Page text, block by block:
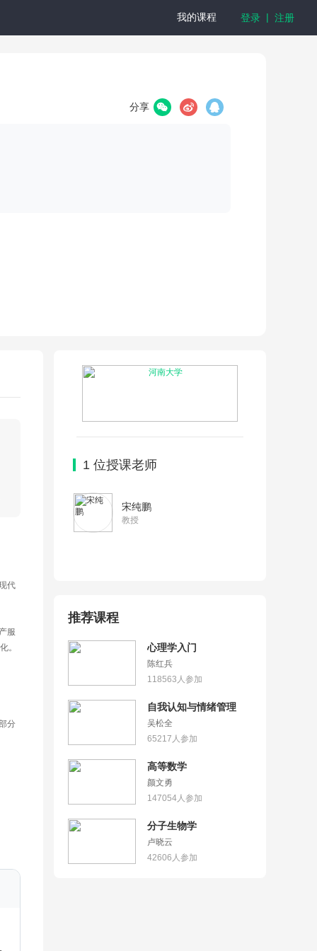
我的课程 登录 | 注册
分享
代
服
。
分
1 位授课老师
宋纯鹏
教授
推荐课程
心理学入门
陈红兵
118563 人参加
自我认知与情绪管理
吴松全
65217 人参加
高等数学
颜文勇
147054 人参加
分子生物学
卢晓云
42606 人参加